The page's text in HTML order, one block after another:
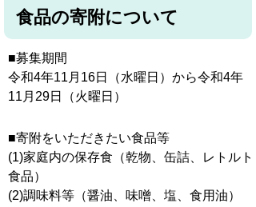
食品の寄附について
■募集期間
令和4年11月16日（水曜日）から令和4年
11月29日（火曜日）
■寄附をいただきたい食品等
(1)家庭内の保存食（乾物、缶詰、レトルト
食品）
(2)調味料等（醤油、味噌、塩、食用油）